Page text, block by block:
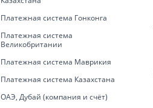
Платежная система Гонконга
Платежная система
Великобритании
Платежная система Маврикия
Платежная система Казахстана
ОАЭ, Дубай (компания и счёт)